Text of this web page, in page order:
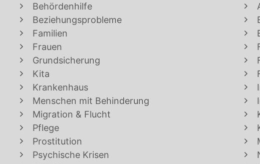
Behördenhilfe
Beziehungsprobleme
Familien
Frauen
Grundsicherung
Kita
Krankenhaus
Menschen mit Behinderung
Migration & Flucht
Pflege
Prostitution
Psychische Krisen